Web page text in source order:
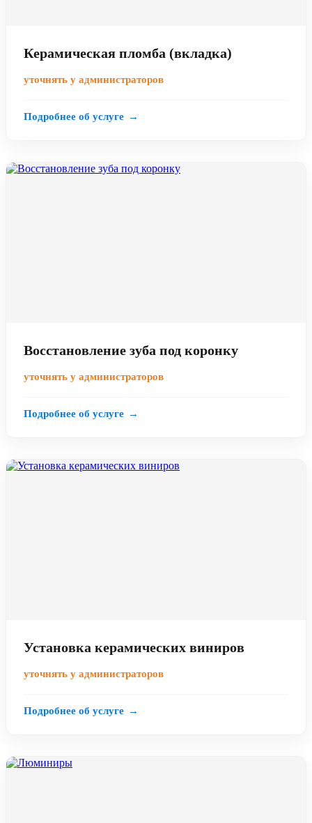
Керамическая пломба (вкладка)
уточнять у администраторов
Подробнее об услуге →
Восстановление зуба под коронку
уточнять у администраторов
Подробнее об услуге →
Установка керамических виниров
уточнять у администраторов
Подробнее об услуге →